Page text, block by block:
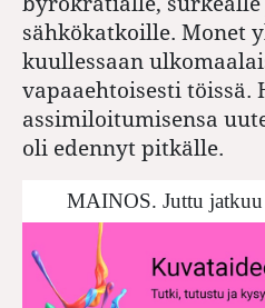
sähkökatkoille. Monet
kuullessaan
vapaaehtoisesti töissä.
assimiloitumisensa
oli edennyt pitkälle.
MAINOS. Juttu jatkuu